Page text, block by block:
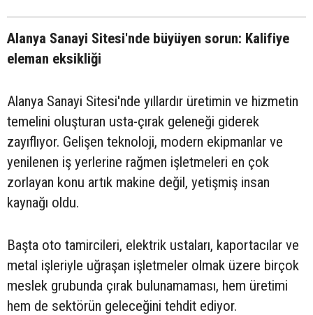
Alanya Sanayi Sitesi'nde büyüyen sorun: Kalifiye
eleman eksikliği
Alanya Sanayi Sitesi'nde yıllardır üretimin ve hizmetin
temelini oluşturan usta-çırak geleneği giderek
zayıflıyor. Gelişen teknoloji, modern ekipmanlar ve
yenilenen iş yerlerine rağmen işletmeleri en çok
zorlayan konu artık makine değil, yetişmiş insan
kaynağı oldu.
Başta oto tamircileri, elektrik ustaları, kaportacılar ve
metal işleriyle uğraşan işletmeler olmak üzere birçok
meslek grubunda çırak bulunamaması, hem üretimi
hem de sektörün geleceğini tehdit ediyor.